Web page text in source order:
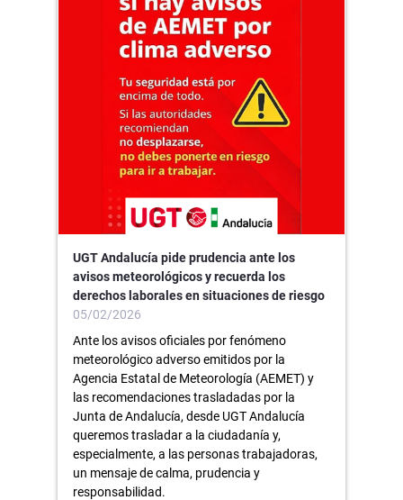
UGT Andalucía pide prudencia ante los
avisos meteorológicos y recuerda los
derechos laborales en situaciones de riesgo
05/02/2026
Ante los avisos oficiales por fenómeno
meteorológico adverso emitidos por la
Agencia Estatal de Meteorología (AEMET) y
las recomendaciones trasladadas por la
Junta de Andalucía, desde UGT Andalucía
queremos trasladar a la ciudadanía y,
especialmente, a las personas trabajadoras,
un mensaje de calma, prudencia y
responsabilidad.